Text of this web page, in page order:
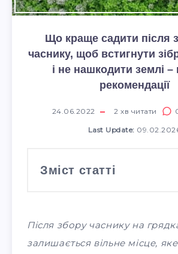
Що краще садити після
часнику, щоб встигнути
і не нашкодити землі –
рекомендації
24.06.2022 2 хв читати
Last Update:
Зміст статті
Після збору часнику на
залишається вільне місце,